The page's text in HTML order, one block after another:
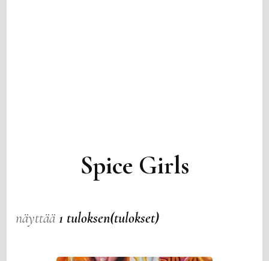
Spice Girls
näyttää1 tuloksen(tulokset)